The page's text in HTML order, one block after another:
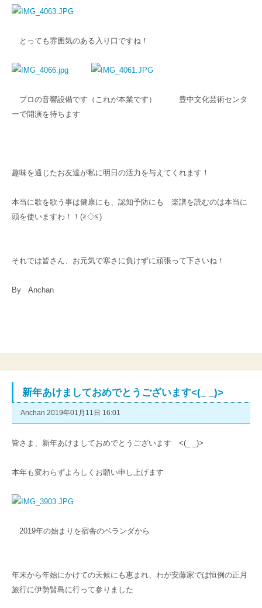
とっても雰囲気のある入り口ですね！
プロの音響設備です（これが本業です） 豊中文化芸術センタ
ーで開演を待ちます
趣味を通じたお友達が私に明日の活力を与えてくれます！
本当に歌を歌う事は健康にも、認知予防にも 楽譜を読むのは本当に
頭を使いますわ！！(≧◇≦)
それでは皆さん、お元気で寒さに負けずに頑張って下さいね！
By Anchan
新年あけましておめでとうございます<(_ _)>
Anchan 2019年01月11日 16:01
皆さま、新年あけましておめでとうございます <(_ _)>
本年も変わらずよろしくお願い申し上げます
2019年の始まりを宿舎のベランダから
年末から年始にかけての天候にも恵まれ、わが安藤家では恒例の正月
旅行に伊勢賢島に行って参りました